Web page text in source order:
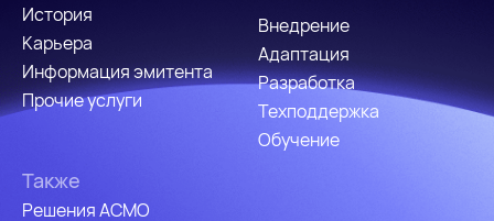
История
Карьера
Информация эмитента
Прочие услуги
Внедрение
Адаптация
Разработка
Техподдержка
Обучение
Также
Решения АСМО